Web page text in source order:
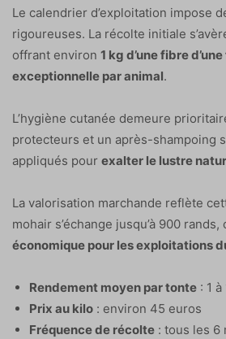
Le calendrier d’exploitation impose
rigoureuses. La récolte initiale
offrant environ 1 kg d’une fibre
exceptionnelle par animal.
L’hygiène cutanée demeure
protecteurs et un après-shampoing
appliqués pour exalter le lustre
La valorisation marchande reflète
mohair s’échange jusqu’à 900
économique pour les exploitations
Rendement moyen par tonte : 1 à
Prix au kilo : environ 45 euros
Fréquence de récolte : tous les 6